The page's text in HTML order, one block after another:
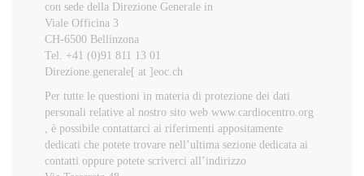
con sede della Direzione Generale in
Viale Officina 3
CH-6500 Bellinzona
Tel. +41 (0)91 811 13 01
Direzione.generale[ at ]eoc.ch
Per tutte le questioni in materia di protezione dei dati
personali relative al nostro sito web www.cardiocentro.org
, è possibile contattarci ai riferimenti appositamente
dedicati che potete trovare nell’ultima sezione dedicata ai
contatti oppure potete scriverci all’indirizzo